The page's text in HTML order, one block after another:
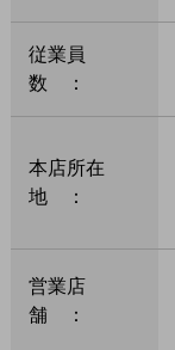
従業員
数 ：
本店所在
地 ：
営業店
舗 ：